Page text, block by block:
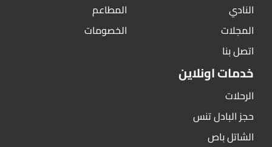
النادي
المجلات
اتصل بنا
المطاعم
الخصومات
خدمات اونلاين
الرحلات
حجز البادل تنس
الشاتل باص